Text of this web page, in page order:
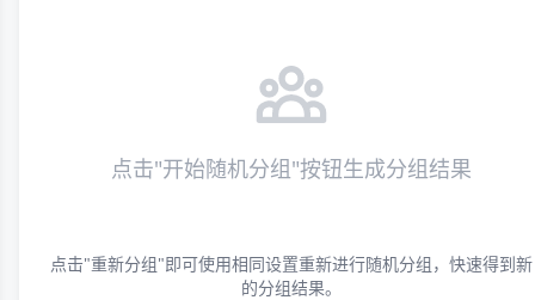
点击"开始随机分组"按钮生成分组结果
点击"重新分组"即可使用相同设置重新进行随机分组，快速得到新
的分组结果。